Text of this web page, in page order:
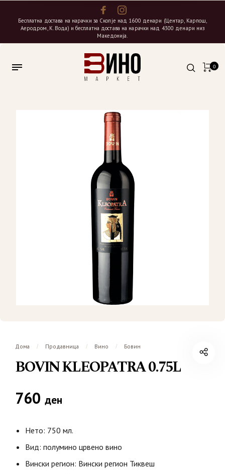
Бесплатна достава на нарачки за Скопје над 1600 денари (Центар, Карпош,
Аеродром, К. Вода) и бесплатна достава на нарачки над 4300 денари низ
Македонија.
0
Дома / Продавница / Вино / Бовин
BOVIN KLEOPATRA 0.75L
760 ден
Нето: 750 мл.
Вид: полумино црвено вино
Вински регион: Вински регион Тиквеш